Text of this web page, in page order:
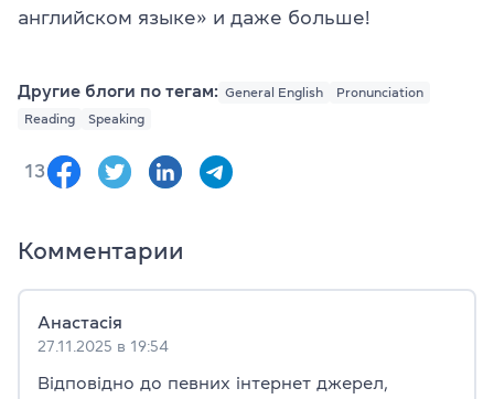
английском языке» и даже больше!
Другие блоги по тегам: General English
Pronunciation
Reading
Speaking
13
Комментарии
Анастасія
27.11.2025 в 19:54
Відповідно до певних інтернет джерел,